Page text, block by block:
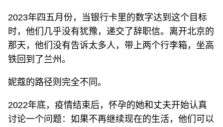
2023年四五月份，当银行卡里的数字达到这个目标
时，他们几乎没有犹豫，递交了辞职信。离开北京的
那天，他们没有告诉太多人，带上两个行李箱，坐高
铁回到了兰州。
妮蔻的路径则完全不同。
2022年底，疫情结束后，怀孕的她和丈夫开始认真
讨论一个问题：如果不再继续现在的生活，他们可以